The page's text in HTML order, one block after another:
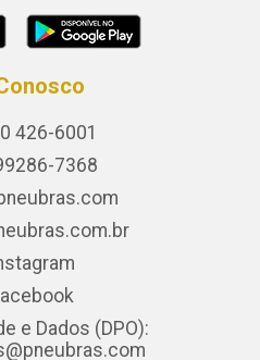
426-6001
7368
e Dados (DPO):